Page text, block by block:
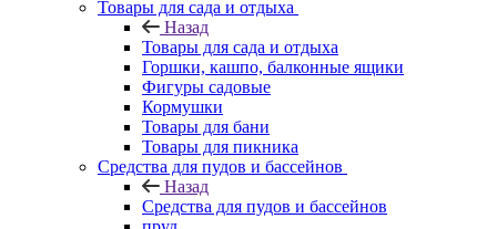
Товары для сада и отдыха
Назад
Товары для сада и отдыха
Горшки, кашпо, балконные ящики
Фигуры садовые
Кормушки
Товары для бани
Товары для пикника
Средства для пудов и бассейнов
Назад
Средства для пудов и бассейнов